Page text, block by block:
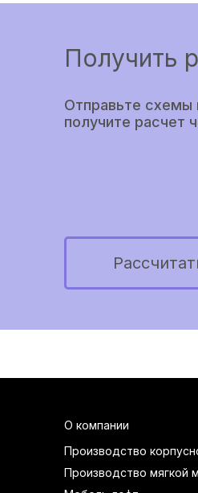
Получить
Отправьте схемы
получите расчет
О компании
Производство
Производство мягкой